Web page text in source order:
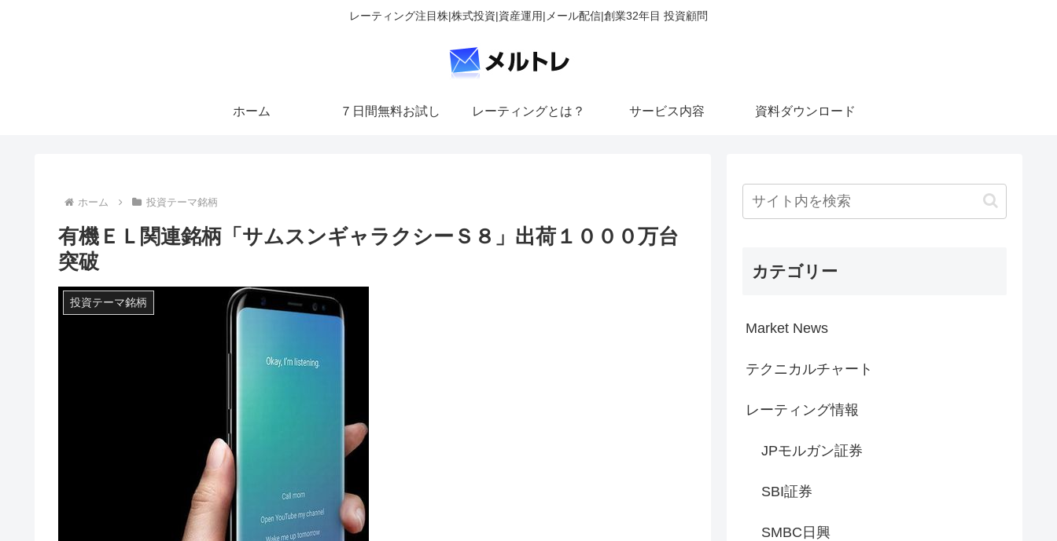
レーティング注目株|株式投資|資産運用|メール配信|創業32年目 投資顧問
ホーム ７日間無料お試し レーティングとは？ サービス内容 資料ダウンロード
ホーム 投資テーマ銘柄
有機ＥＬ関連銘柄「サムスンギャラクシーＳ８」出荷１０００万台
突破
投資テーマ銘柄
カテゴリー
Market News
テクニカルチャート
レーティング情報
JPモルガン証券
SBI証券
SMBC日興